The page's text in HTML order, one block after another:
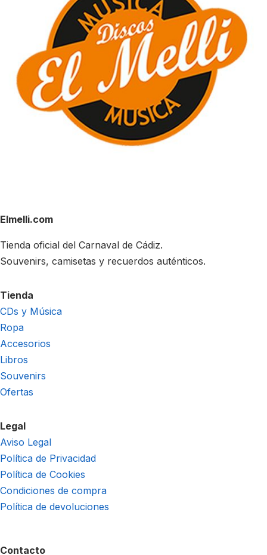
Elmelli.com
Tienda oficial del Carnaval de Cádiz.
Souvenirs, camisetas y recuerdos auténticos.
Tienda
CDs y Música
Ropa
Accesorios
Libros
Souvenirs
Ofertas
Legal
Aviso Legal
Política de Privacidad
Política de Cookies
Condiciones de compra
Política de devoluciones
Contacto